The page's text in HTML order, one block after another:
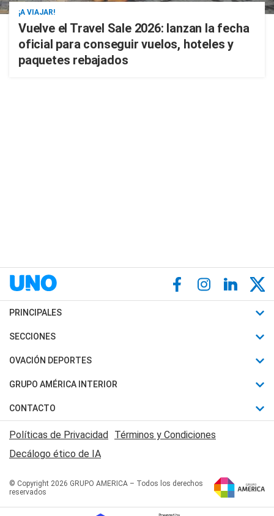
¡A VIAJAR!
Vuelve el Travel Sale 2026: lanzan la fecha
oficial para conseguir vuelos, hoteles y
paquetes rebajados
PRINCIPALES
Últimas Noticias
Política
Judiciales
Economia
SECCIONES
Horóscopo
Motores
Trucos caseros
Series y Películas
Edictos y Solicitadas
OVACIÓN DEPORTES
Fútbol
Mundial
Automovilismo
Rugby
Básquet
GRUPO AMÉRICA INTERIOR
Canal 7 en Vivo
San Juan 8
CONTACTO
Acerca de Nosotros
Contactanos
Políticas de Privacidad Términos y Condiciones
Decálogo ético de IA
© Copyright 2026 GRUPO AMERICA – Todos los derechos
reservados